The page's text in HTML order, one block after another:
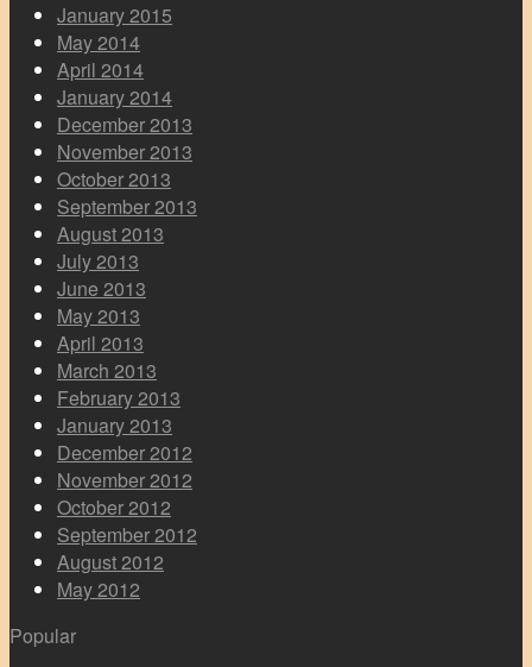
January 2015
May 2014
April 2014
January 2014
December 2013
November 2013
October 2013
September 2013
August 2013
July 2013
June 2013
May 2013
April 2013
March 2013
February 2013
January 2013
December 2012
November 2012
October 2012
September 2012
August 2012
May 2012
Popular